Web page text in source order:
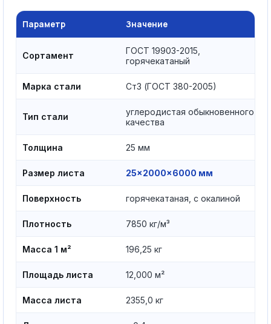
Параметр Значение
Сортамент
ГОСТ 19903-2015,
горячекатаный
Марка стали Ст3 (ГОСТ 380-2005)
Тип стали
углеродистая обыкновенного
качества
Толщина 25 мм
Размер листа 25×2000×6000 мм
Поверхность горячекатаная, с окалиной
Плотность 7850 кг/м³
Масса 1 м² 196,25 кг
Площадь листа 12,000 м²
Масса листа 2355,0 кг